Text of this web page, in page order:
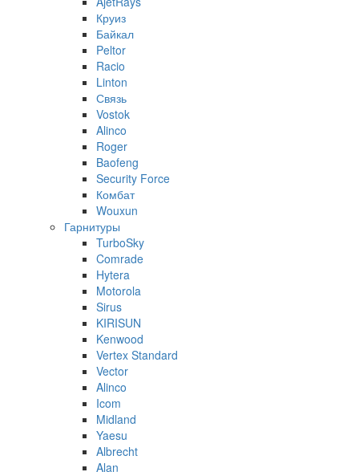
Круиз
Байкал
Peltor
Racio
Linton
Связь
Vostok
Alinco
Roger
Baofeng
Security Force
Комбат
Wouxun
Гарнитуры
TurboSky
Comrade
Hytera
Motorola
Sirus
KIRISUN
Kenwood
Vertex Standard
Vector
Alinco
Icom
Midland
Yaesu
Albrecht
Alan